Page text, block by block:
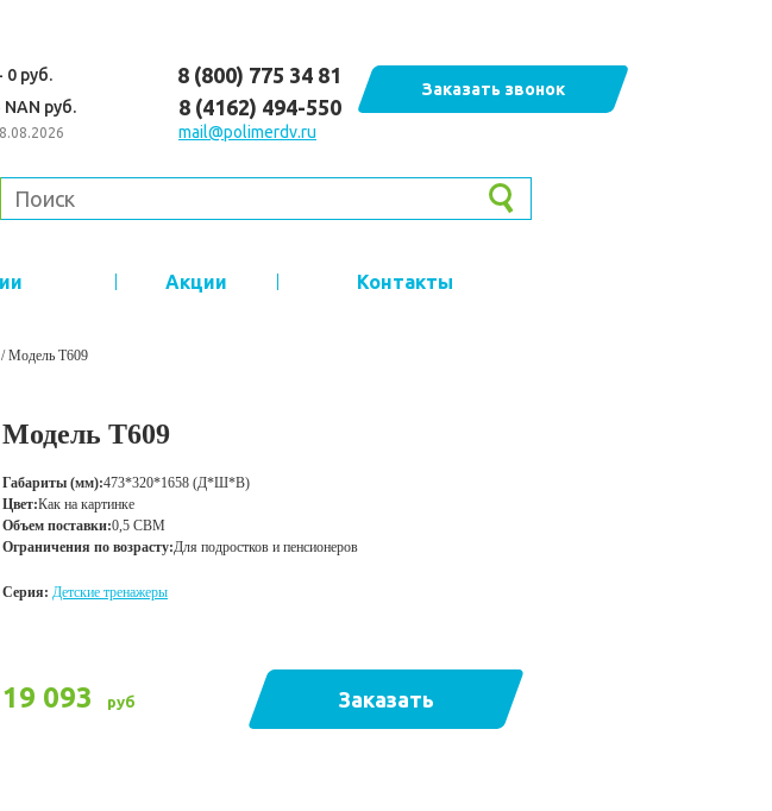
0 руб.
руб.
8 (800) 775 34 81
8 (4162) 494-550
mail@polimerdv.ru
Заказать звонок
Акции Контакты
/Модель T609
Модель T609
Габариты (мм):473*320*1658 (Д*Ш*В)
Цвет:Как на картинке
Объем поставки:0,5 CBM
Ограничения по возрасту:Для подростков и пенсионеров
Серия: Детские тренажеры
19 093 руб Заказать